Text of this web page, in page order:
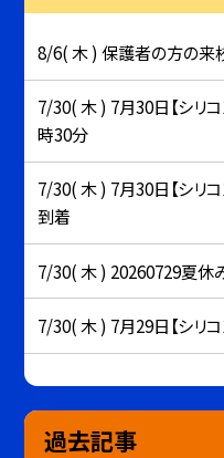
8/6( 木 ) 保護者の方の来
7/30( 木 ) 7月30日【シリ
時30分
7/30( 木 ) 7月30日【シリ
到着
7/30( 木 ) 20260729夏休
7/30( 木 ) 7月29日【シリ
過去記事